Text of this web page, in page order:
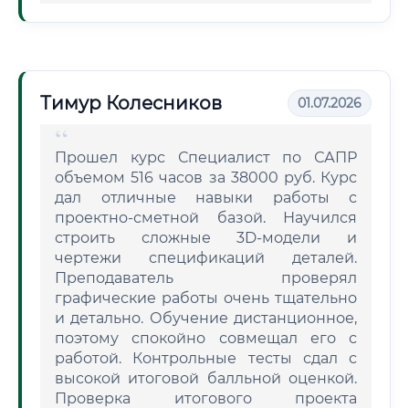
Тимур Колесников 01.07.2026
Прошел курс Специалист по САПР
объемом 516 часов за 38000 руб. Курс
дал отличные навыки работы с
проектно-сметной базой. Научился
строить сложные 3D-модели и
чертежи спецификаций деталей.
Преподаватель проверял
графические работы очень тщательно
и детально. Обучение дистанционное,
поэтому спокойно совмещал его с
работой. Контрольные тесты сдал с
высокой итоговой балльной оценкой.
Проверка итогового проекта